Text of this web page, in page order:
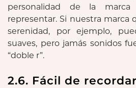
personalidad de la
representar. Si nuestra marca
serenidad, por ejemplo,
suaves, pero jamás sonidos
“doble r”.
2.6. Fácil de recordar